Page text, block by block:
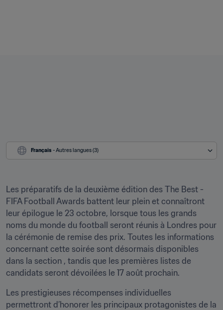
Français - Autres langues (3)
Les préparatifs de la deuxième édition des The Best -
FIFA Football Awards battent leur plein et connaîtront
leur épilogue le 23 octobre, lorsque tous les grands
noms du monde du football seront réunis à Londres pour
la cérémonie de remise des prix. Toutes les informations
concernant cette soirée sont désormais disponibles
dans la section , tandis que les premières listes de
candidats seront dévoilées le 17 août prochain.
Les prestigieuses récompenses individuelles
permettront d’honorer les principaux protagonistes de la